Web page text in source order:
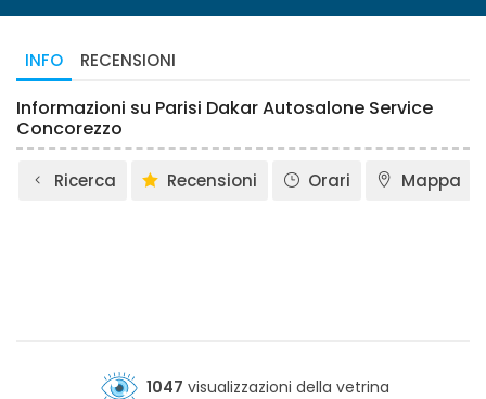
INFO RECENSIONI
Informazioni su Parisi Dakar Autosalone Service
Concorezzo
Ricerca Recensioni Orari Mappa
1047 visualizzazioni della vetrina